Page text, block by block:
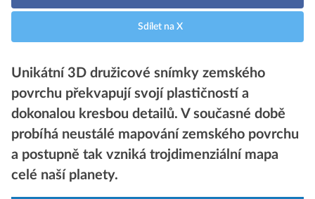
Sdílet na X
Unikátní 3D družicové snímky zemského
povrchu překvapují svojí plastičností a
dokonalou kresbou detailů. V současné době
probíhá neustálé mapování zemského povrchu
a postupně tak vzniká trojdimenziální mapa
celé naší planety.